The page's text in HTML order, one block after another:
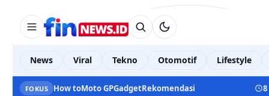
News Viral Tekno Otomotif Lifestyle
FOKUS How toMoto GPGadgetRekomendasi